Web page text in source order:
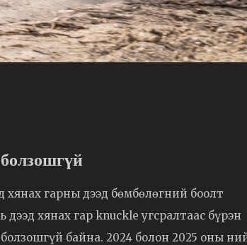
хянах гарны дээд бөмбөлөгний боолт
хянах гар knuckle угсралтаас бүрэн
байна. 2024 болон 2025 оны